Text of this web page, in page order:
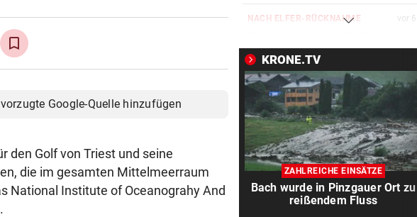
Google-Quelle hinzufügen
den Golf von Triest und seine
die im gesamten Mittelmeerraum
National Institute of Oceanograhy And
NACH ELFER-RÜCKNAHME vor
absoluter Skandal!“
WEGEN CEUTA-KRISE vor 6
Spanien kontert: Jetzt
Grenzkontrollen für Italien
SONNTAG NOCH IM KASTEN vor
Klubs aus Holland und
locken WAC-Goalie
KRONE.TV
ZAHLREICHE EINSÄTZE
Bach wurde in Pinzgauer Ort zu
reißendem Fluss